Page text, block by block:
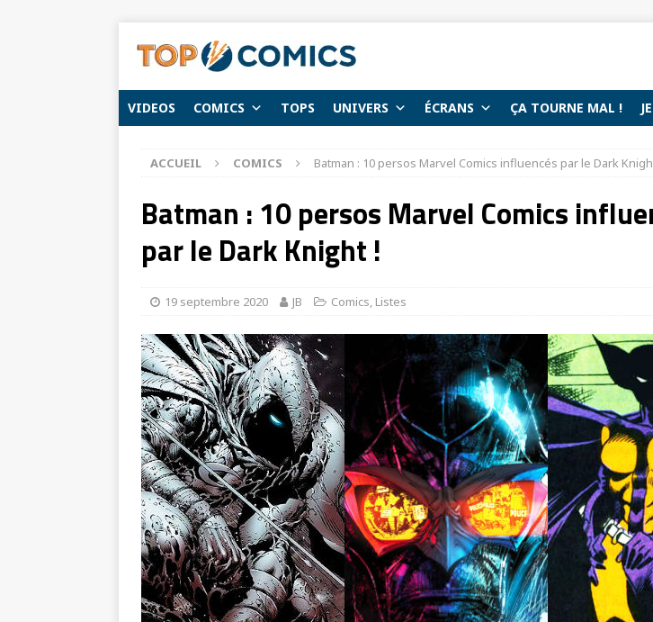
VIDEOS COMICS TOPS UNIVERS ÉCRANS ÇA TOURNE MAL !
ACCUEIL COMICS Batman : 10 persos Marvel Comics influencés par le Dark
Batman : 10 persos Marvel Comics
par le Dark Knight !
19 septembre 2020 JB Comics, Listes